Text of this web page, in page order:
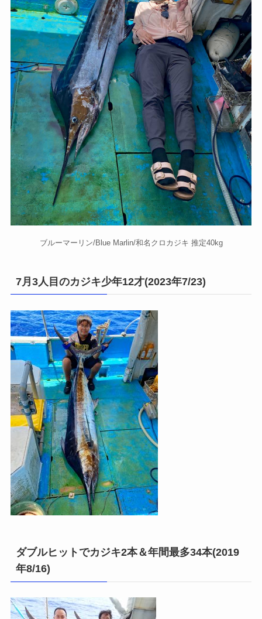
ブルーマーリン/Blue Marlin/和名クロカジキ 推定40kg
7月3人目のカジキ少年12才(2023年7/23)
ダブルヒットでカジキ2本＆年間最多34本(2019
年8/16)